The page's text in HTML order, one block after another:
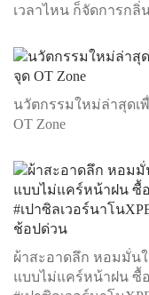
เวลาไหน ก็จัดการกลิ่
นวัตกรรมใหม่ล่าสุดเ
OT Zone
ผ้าสะอาดลึก หอมมั่น
แบบไม่แคร์หน้าฝน ซื้อ